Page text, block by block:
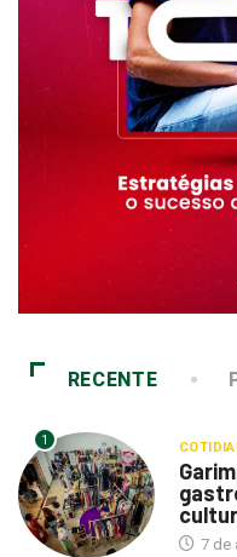
RECENTE
1
7 de